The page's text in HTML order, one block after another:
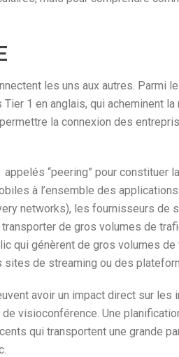
les uns aux autres. Parmi
1 en anglais, qui acheminent la
la connexion des
“peering” pour constituer
à l’ensemble des applications
networks), les fournisseurs de
de gros volumes de
qui génèrent de gros volumes de
de streaming ou des
avoir un impact direct sur les
visioconférence. Une
qui transportent une grande